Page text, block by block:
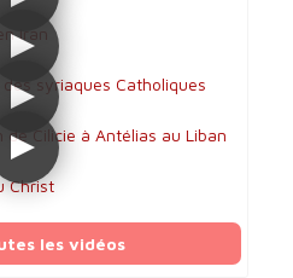
Iran
syriaques Catholiques
Cilicie à Antélias au Liban
Christ
les vidéos